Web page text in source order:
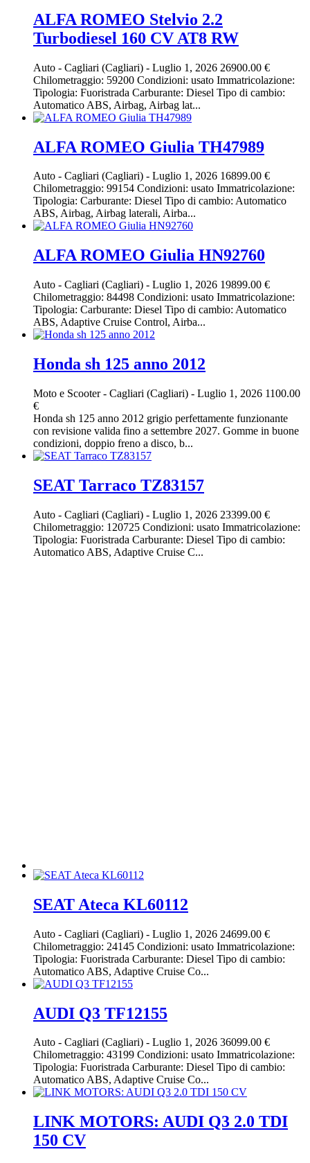
ALFA ROMEO Stelvio 2.2
Turbodiesel 160 CV AT8 RW
Auto - Cagliari (Cagliari) - Luglio 1, 2026 26900.00 €
Chilometraggio: 59200 Condizioni: usato Immatricolazione:
Tipologia: Fuoristrada Carburante: Diesel Tipo di cambio:
Automatico ABS, Airbag, Airbag lat...
ALFA ROMEO Giulia TH47989
Auto - Cagliari (Cagliari) - Luglio 1, 2026 16899.00 €
Chilometraggio: 99154 Condizioni: usato Immatricolazione:
Tipologia: Carburante: Diesel Tipo di cambio: Automatico
ABS, Airbag, Airbag laterali, Airba...
ALFA ROMEO Giulia HN92760
Auto - Cagliari (Cagliari) - Luglio 1, 2026 19899.00 €
Chilometraggio: 84498 Condizioni: usato Immatricolazione:
Tipologia: Carburante: Diesel Tipo di cambio: Automatico
ABS, Adaptive Cruise Control, Airba...
Honda sh 125 anno 2012
Moto e Scooter- Cagliari (Cagliari) - Luglio 1, 2026 1100.00
€
Honda sh 125 anno 2012 grigio perfettamente funzionante
con revisione valida fino a settembre 2027. Gomme in buone
condizioni, doppio freno a disco, b...
SEAT Tarraco TZ83157
Auto - Cagliari (Cagliari) - Luglio 1, 2026 23399.00 €
Chilometraggio: 120725 Condizioni: usato Immatricolazione:
Tipologia: Fuoristrada Carburante: Diesel Tipo di cambio:
Automatico ABS, Adaptive Cruise C...
SEAT Ateca KL60112
Auto - Cagliari (Cagliari) - Luglio 1, 2026 24699.00 €
Chilometraggio: 24145 Condizioni: usato Immatricolazione:
Tipologia: Fuoristrada Carburante: Diesel Tipo di cambio:
Automatico ABS, Adaptive Cruise Co...
AUDI Q3 TF12155
Auto - Cagliari (Cagliari) - Luglio 1, 2026 36099.00 €
Chilometraggio: 43199 Condizioni: usato Immatricolazione:
Tipologia: Fuoristrada Carburante: Diesel Tipo di cambio:
Automatico ABS, Adaptive Cruise Co...
LINK MOTORS: AUDI Q3 2.0 TDI
150 CV